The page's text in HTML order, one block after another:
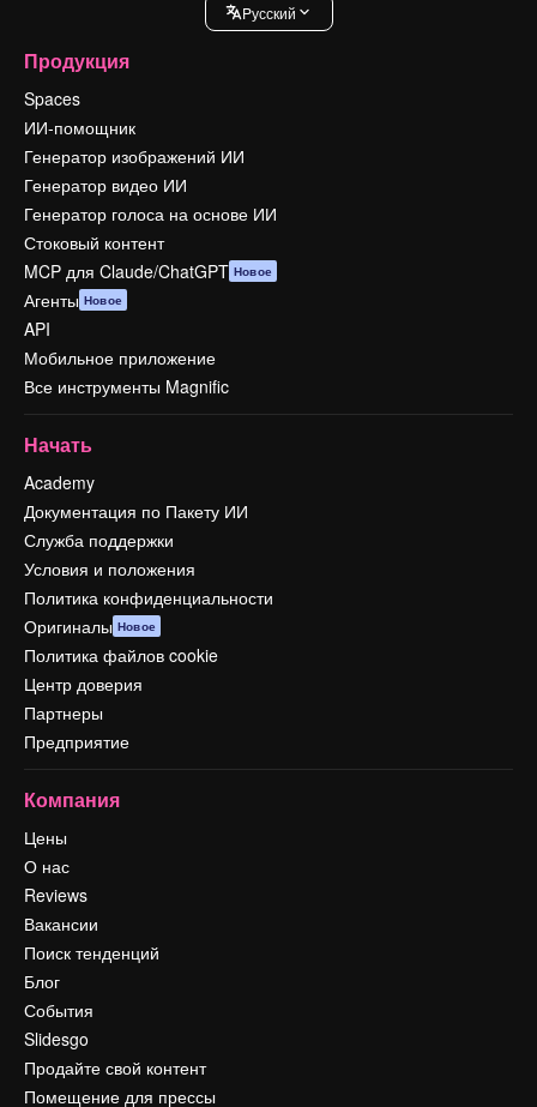
Pусский
Продукция
Spaces
ИИ-помощник
Генератор изображений ИИ
Генератор видео ИИ
Генератор голоса на основе ИИ
Стоковый контент
MCP для Claude/ChatGPT Новое
Агенты Новое
API
Мобильное приложение
Все инструменты Magnific
Начать
Academy
Документация по Пакету ИИ
Служба поддержки
Условия и положения
Политика конфиденциальности
Оригиналы Новое
Политика файлов cookie
Центр доверия
Партнеры
Предприятие
Компания
Цены
О нас
Reviews
Вакансии
Поиск тенденций
Блог
События
Slidesgo
Продайте свой контент
Помещение для прессы